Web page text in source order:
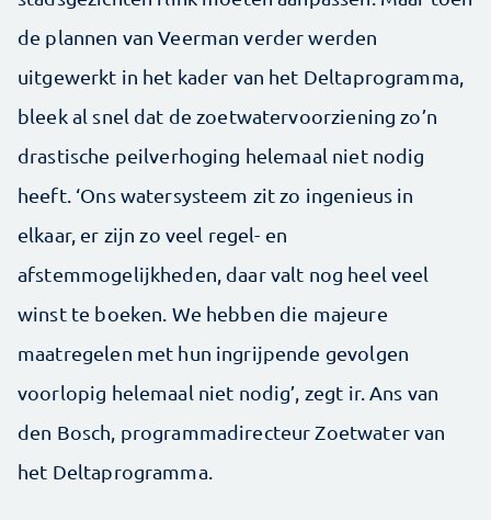
de plannen van Veerman verder werden
uitgewerkt in het kader van het Deltaprogramma,
bleek al snel dat de zoetwatervoorziening zo’n
drastische peilverhoging helemaal niet nodig
heeft. ‘Ons watersysteem zit zo ingenieus in
elkaar, er zijn zo veel regel- en
afstemmogelijkheden, daar valt nog heel veel
winst te boeken. We hebben die majeure
maatregelen met hun ingrijpende gevolgen
voorlopig helemaal niet nodig’, zegt ir. Ans van
den Bosch, programmadirecteur Zoetwater van
het Deltaprogramma.